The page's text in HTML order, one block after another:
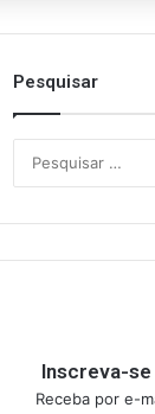
Pesquisar
Inscreva-
Receba por e-